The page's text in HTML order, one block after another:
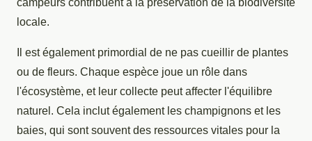
locale.
Il est également primordial de ne pas cueillir de plantes
ou de fleurs. Chaque espèce joue un rôle dans
l'écosystème, et leur collecte peut affecter l'équilibre
naturel. Cela inclut également les champignons et les
baies, qui sont souvent des ressources vitales pour la